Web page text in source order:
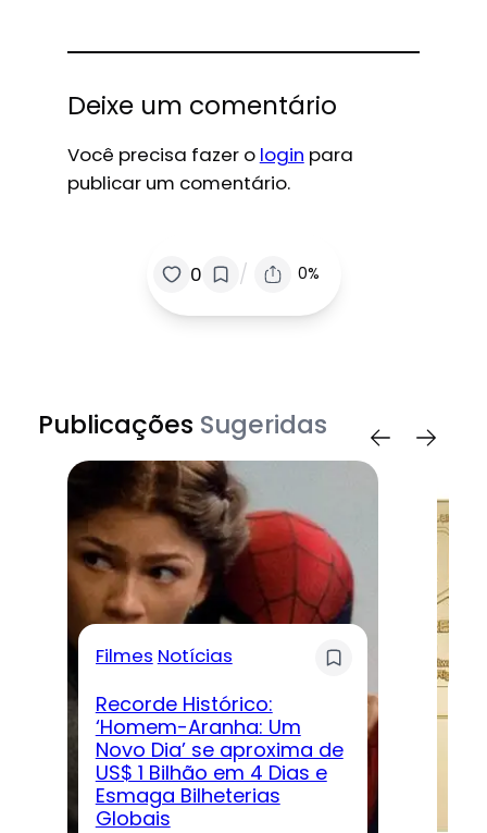
Deixe um comentário
Você precisa fazer o login para
publicar um comentário.
0 / 0%
Publicações Sugeridas
Filmes Notícias
Recorde Histórico:
‘Homem-Aranha: Um
Novo Dia’ se aproxima de
US$ 1 Bilhão em 4 Dias e
Esmaga Bilheterias
Globais